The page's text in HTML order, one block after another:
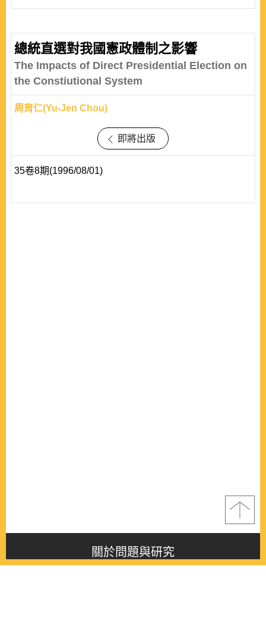
總統直選對我國憲政體制之影響
The Impacts of Direct Presidential Election on
the Constiutional System
周育仁(Yu-Jen Chou)
即將出版
35卷8期(1996/08/01)
關於問題與研究
About this journal